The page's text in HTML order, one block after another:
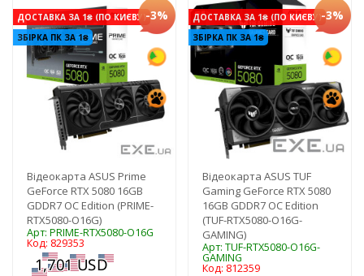
ДОСТАВКА ЗА 1₴ (ПО КИЄВУ)
ЗБІРКА ПК ЗА 1₴
-3%
Відеокарта ASUS Prime
GeForce RTX 5080 16GB
GDDR7 OC Edition (PRIME-
RTX5080-O16G)
Арт: PRIME-RTX5080-O16G
Код: 829353
ДОСТАВКА ЗА 1₴ (ПО КИЄВУ)
ЗБІРКА ПК ЗА 1₴
-3%
Відеокарта ASUS TUF
Gaming GeForce RTX 5080
16GB GDDR7 OC Edition
(TUF-RTX5080-O16G-
GAMING)
Арт: TUF-RTX5080-O16G-
GAMING
Код: 812359